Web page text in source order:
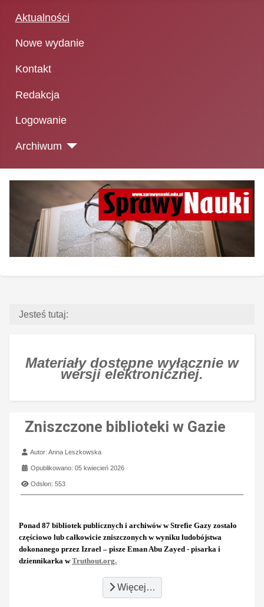
Aktualności
Nowe wydanie
Kontakt
Redakcja
Logowanie
Archiwum
Jesteś tutaj:
Materiały dostępne wyłącznie w
wersji elektronicznej.
Zniszczone biblioteki w Gazie
Szczegóły
Autor:Anna Leszkowska
Opublikowano: 05 kwiecień 2026
Odsłon: 553
Ponad 87 bibliotek publicznych i archiwów w Strefie Gazy zostało
częściowo lub całkowicie zniszczonych w wyniku ludobójstwa
dokonanego przez Izrael – pisze Eman Abu Zayed - pisarka i
dziennikarka wTruthout.org.
Więcej…